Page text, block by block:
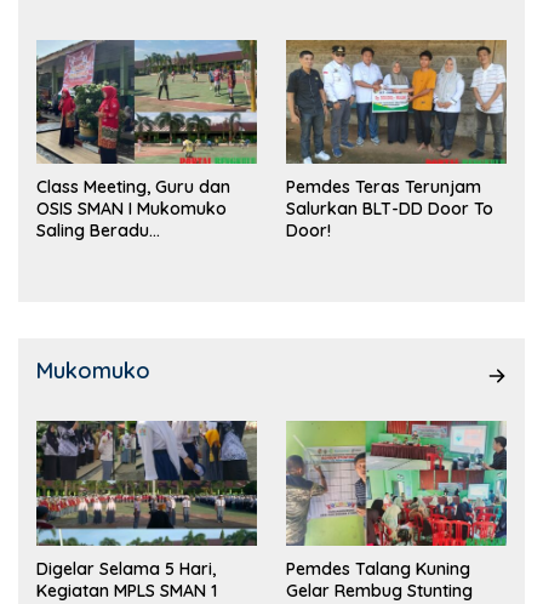
Class Meeting, Guru dan
OSIS SMAN I Mukomuko
Saling Beradu
Pemdes Teras Terunjam
Salurkan BLT-DD Door To
Door!
Mukomuko
Digelar Selama 5 Hari,
Kegiatan MPLS SMAN 1
Pemdes Talang Kuning
Gelar Rembug Stunting